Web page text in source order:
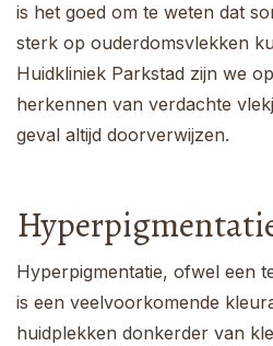
is het goed om te weten dat
sterk op ouderdomsvlekken
Huidkliniek Parkstad zijn we
herkennen van verdachte
geval altijd doorverwijzen.
Hyperpigmentatie, ofwel een
is een veelvoorkomende
huidplekken donkerder van